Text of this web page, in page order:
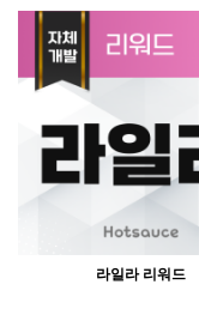
라일라 리워드